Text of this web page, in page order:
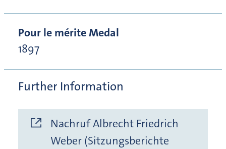
Pour le mérite Medal
1897
Further Information
Nachruf Albrecht Friedrich
Weber (Sitzungsberichte